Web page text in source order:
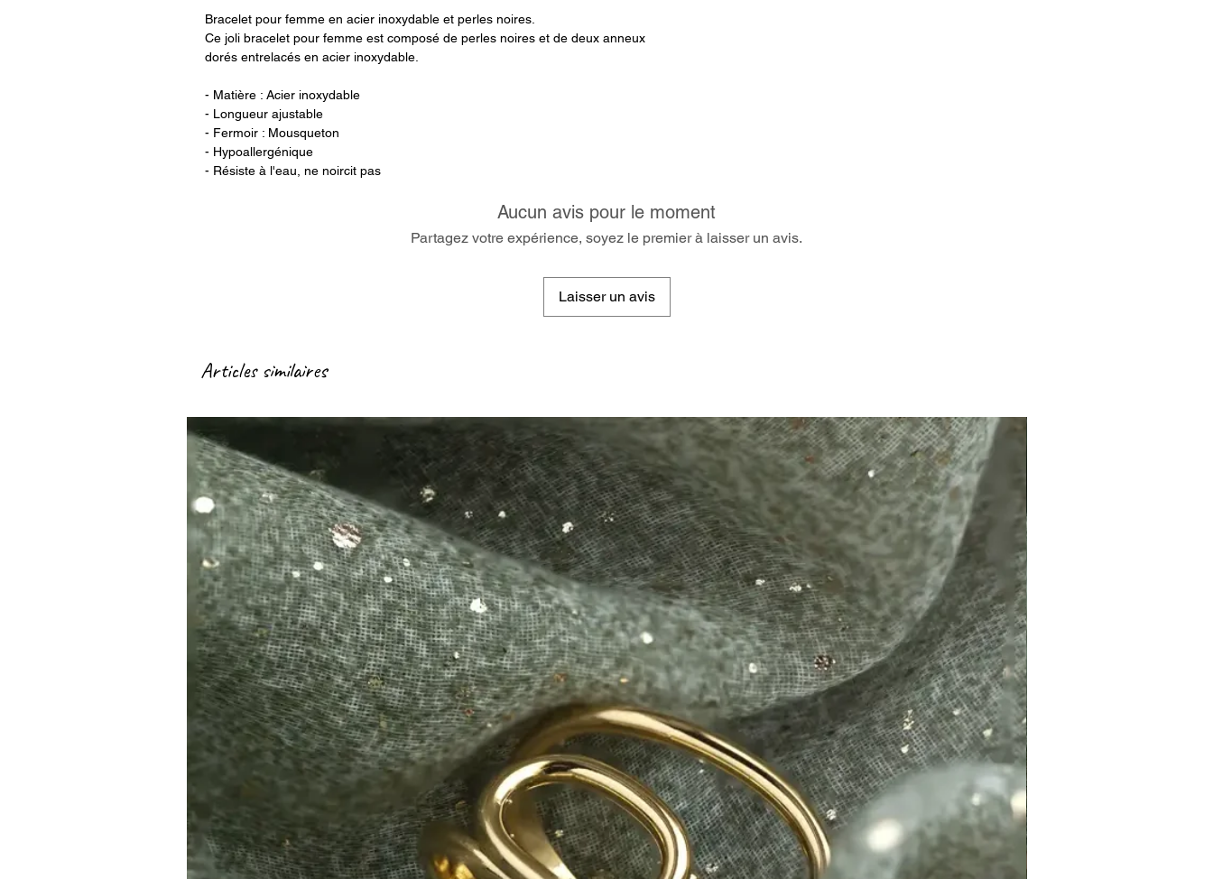
Bracelet pour femme en acier inoxydable et perles noires.
Ce joli bracelet pour femme est composé de perles noires et de deux anneux
dorés entrelacés en acier inoxydable.
- Matière : Acier inoxydable
- Longueur ajustable
- Fermoir : Mousqueton
- Hypoallergénique
- Résiste à l'eau, ne noircit pas
Aucun avis pour le moment
Partagez votre expérience, soyez le premier à laisser un avis.
Laisser un avis
Articles similaires